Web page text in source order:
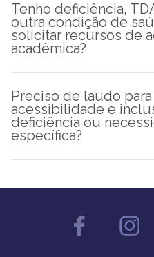
Tenho deficiência,
outra condição de
solicitar recursos de
acadêmica?
Preciso de laudo
acessibilidade e
deficiência ou
específica?